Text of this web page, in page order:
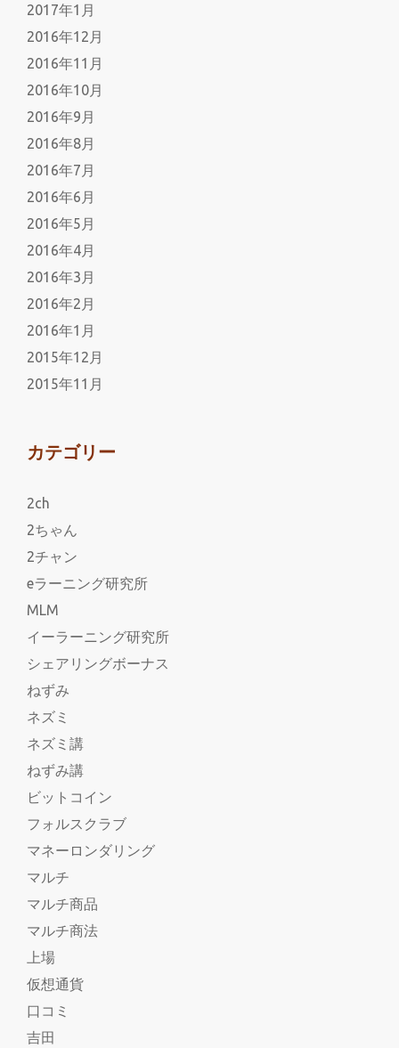
2017年1月
2016年12月
2016年11月
2016年10月
2016年9月
2016年8月
2016年7月
2016年6月
2016年5月
2016年4月
2016年3月
2016年2月
2016年1月
2015年12月
2015年11月
カテゴリー
2ch
2ちゃん
2チャン
eラーニング研究所
MLM
イーラーニング研究所
シェアリングボーナス
ねずみ
ネズミ
ネズミ講
ねずみ講
ビットコイン
フォルスクラブ
マネーロンダリング
マルチ
マルチ商品
マルチ商法
上場
仮想通貨
口コミ
吉田